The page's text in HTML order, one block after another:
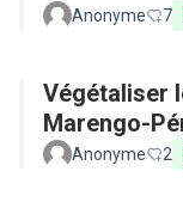
Anonyme 7
Végétaliser
Marengo-
Anonyme 2